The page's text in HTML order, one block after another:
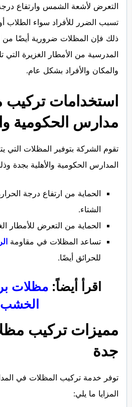
التعرض لأشعة الشمس وارتفاع درجة
تسبب الضرر للأفراد سواء الطلاب
ذلك فإن المظلات ضرورية أيضًا من
المدرسية من الأمطار الغزيرة
والمكان والأفراد بشكل عام.
استخدامات
مدارس الحكومية
تقوم الشركة بتوفير المظلات التي
المدارس الحكومية والأهلية بجدة
الحماية من ارتفاع درجة
الشتاء.
الحماية من التعرض للأمطار
تساعد المظلات في مقاومة
للحرائق أيضًا.
اقرأ أيضاً: مظلات
الخشب
مميزات تركيب
جدة
توفر خدمة تركيب المظلات في
المزايا ما يلي: